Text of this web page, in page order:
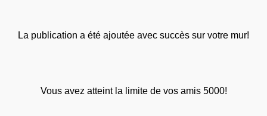
La publication a été ajoutée avec succès sur votre mur!
Vous avez atteint la limite de vos amis 5000!